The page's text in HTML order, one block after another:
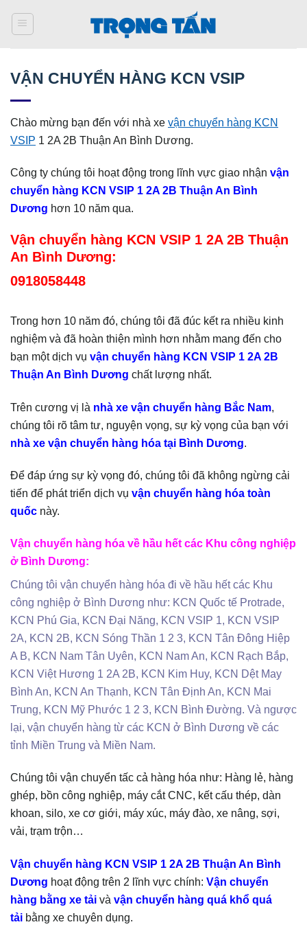
qua
VẬN CHUYỂN HÀNG KCN VSIP
Chào mừng bạn đến với nhà xe vận chuyển hàng KCN
VSIP 1 2A 2B Thuận An Bình Dương.
Công ty chúng tôi hoạt động trong lĩnh vực giao nhận vận
chuyển hàng KCN VSIP 1 2A 2B Thuận An Bình
Dương hơn 10 năm qua.
Vận chuyển hàng KCN VSIP 1 2A 2B Thuận
An Bình Dương:
0918058448
Trong hơn 10 năm đó, chúng tôi đã đúc kết ra nhiều kinh
nghiệm và đã hoàn thiện mình hơn nhằm mang đến cho
bạn một dịch vụ vận chuyển hàng KCN VSIP 1 2A 2B
Thuận An Bình Dương chất lượng nhất.
Trên cương vị là nhà xe vận chuyển hàng Bắc Nam,
chúng tôi rõ tâm tư, nguyện vọng, sự kỳ vọng của bạn với
nhà xe vận chuyển hàng hóa tại Bình Dương.
Để đáp ứng sự kỳ vọng đó, chúng tôi đã không ngừng cải
tiến để phát triển dịch vụ vận chuyển hàng hóa toàn
quốc này.
Vận chuyển hàng hóa về hầu hết các Khu công nghiệp
ở Bình Dương:
Chúng tôi vận chuyển hàng hóa đi về hầu hết các Khu
công nghiệp ở Bình Dương như: KCN Quốc tế Protrade,
KCN Phú Gia, KCN Đại Năng, KCN VSIP 1, KCN VSIP
2A, KCN 2B, KCN Sóng Thần 1 2 3, KCN Tân Đông Hiệp
A B, KCN Nam Tân Uyên, KCN Nam An, KCN Rạch Bắp,
KCN Việt Hương 1 2A 2B, KCN Kim Huy, KCN Dệt May
Bình An, KCN An Thạnh, KCN Tân Định An, KCN Mai
Trung, KCN Mỹ Phước 1 2 3, KCN Bình Đường. Và ngược
lại, vận chuyển hàng từ các KCN ở Bình Dương về các
tỉnh Miền Trung và Miền Nam.
Chúng tôi vận chuyển tấc cả hàng hóa như: Hàng lẻ, hàng
ghép, bồn công nghiệp, máy cắt CNC, kết cấu thép, dàn
khoan, silo, xe cơ giới, máy xúc, máy đào, xe nâng, sợi,
vải, trạm trộn…
Vận chuyển hàng KCN VSIP 1 2A 2B Thuận An Bình
Dương hoạt động trên 2 lĩnh vực chính: Vận chuyển
hàng bằng xe tải và vận chuyển hàng quá khổ quá
tải bằng xe chuyên dụng.